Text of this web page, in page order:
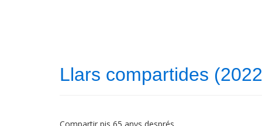
Llars compartides